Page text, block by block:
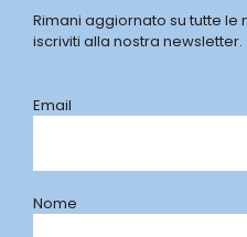
Rimani aggiornato su tutte le
iscriviti alla nostra newsletter.
Email
Nome